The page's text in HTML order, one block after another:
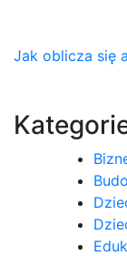
Jak oblicza się